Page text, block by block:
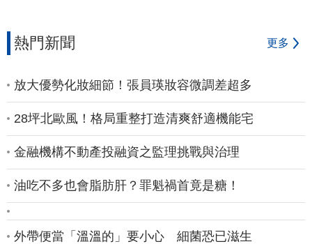
熱門新聞 更多
放大優勢化妝細節！張員瑛妝容微調差超多
28坪北歐風！格局重整打造清爽舒適機能宅
金融機構不動產投融資之監理挑戰與治理
油吃不多也會脂肪肝？罪魁禍首竟是糖！
外帶便當「溫溫的」要小心 細菌恐已滋生